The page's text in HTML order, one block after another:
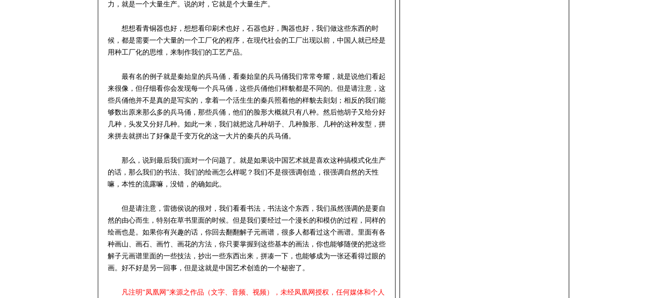
力，就是一个大量生产。说的对，它就是个大量生产。
想想看青铜器也好，想想看印刷术也好，石器也好，陶器也好，我们做这些东西的时
候，都是需要一个大量的一个工厂化的程序，在现代社会的工厂出现以前，中国人就已经是
用种工厂化的思维，来制作我们的工艺产品。
最有名的例子就是秦始皇的兵马俑，看秦始皇的兵马俑我们常常夸耀，就是说他们看起
来很像，但仔细看你会发现每一个兵马俑，这些兵俑他们样貌都是不同的。但是请注意，这
些兵俑他并不是真的是写实的，拿着一个活生生的秦兵照着他的样貌去刻划；相反的我们能
够数出原来那么多的兵马俑，那些兵俑，他们的脸形大概就只有八种。然后他胡子又给分好
几种，头发又分好几种。如此一来，我们就把这几种胡子、几种脸形、几种的这种发型，拼
来拼去就拼出了好像是千变万化的这一大片的秦兵的兵马俑。
那么，说到最后我们面对一个问题了。就是如果说中国艺术就是喜欢这种搞模式化生产
的话，那么我们的书法、我们的绘画怎么样呢？我们不是很强调创造，很强调自然的天性
嘛，本性的流露嘛，没错，的确如此。
但是请注意，雷德侯说的很对，我们看看书法，书法这个东西，我们虽然强调的是要自
然的由心而生，特别在草书里面的时候。但是我们要经过一个漫长的和模仿的过程，同样的
绘画也是。如果你有兴趣的话，你回去翻翻解子元画谱，很多人都看过这个画谱。里面有各
种画山、画石、画竹、画花的方法，你只要掌握到这些基本的画法，你也能够随便的把这些
解子元画谱里面的一些技法，抄出一些东西出来，拼凑一下，也能够成为一张还看得过眼的
画。好不好是另一回事，但是这就是中国艺术创造的一个秘密了。
凡注明“凤凰网”来源之作品（文字、音频、视频），未经凤凰网授权，任何媒体和个人